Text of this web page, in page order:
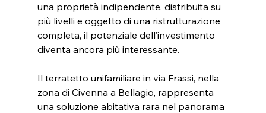
una proprietà indipendente, distribuita su
più livelli e oggetto di una ristrutturazione
completa, il potenziale dell’investimento
diventa ancora più interessante.
Il terratetto unifamiliare in via Frassi, nella
zona di Civenna a Bellagio, rappresenta
una soluzione abitativa rara nel panorama